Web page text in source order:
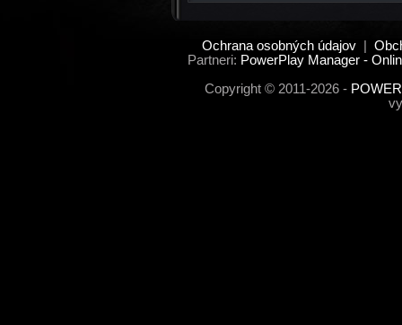
Ochrana osobných údajov|
Partneri: PowerPlay Manager -
Copyright © 2011-2026 -